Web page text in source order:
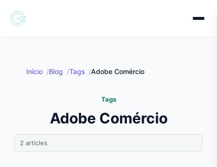
Início Blog Tags Adobe Comércio
Tags
Adobe Comércio
2 articles